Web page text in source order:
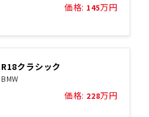
価格: 145万円
R18クラシック
BMW
価格: 228万円